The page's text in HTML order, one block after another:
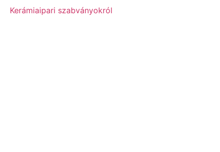
Kerámiaipari szabványokról